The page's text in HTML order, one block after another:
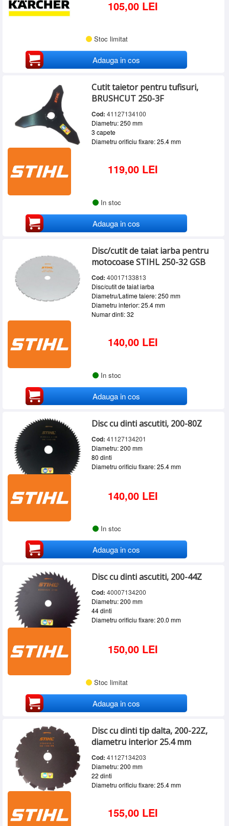
105,00 LEI
Stoc limitat
Adauga in cos
Cutit taietor pentru tufisuri,
BRUSHCUT 250-3F
Cod: 41127134100
Diametru: 250 mm
3 capete
Diametru orificiu fixare: 25.4 mm
119,00 LEI
In stoc
Adauga in cos
Disc/cutit de taiat iarba pentru
motocoase STIHL 250-32 GSB
Cod: 40017133813
Disc/cutit de taiat iarba
Diametru/Latime taiere: 250 mm
Diametru interior: 25.4 mm
Numar dinti: 32
140,00 LEI
In stoc
Adauga in cos
Disc cu dinti ascutiti, 200-80Z
Cod: 41127134201
Diametru: 200 mm
80 dinti
Diametru orificiu fixare: 25.4 mm
140,00 LEI
In stoc
Adauga in cos
Disc cu dinti ascutiti, 200-44Z
Cod: 40007134200
Diametru: 200 mm
44 dinti
Diametru orificiu fixare: 20.0 mm
150,00 LEI
Stoc limitat
Adauga in cos
Disc cu dinti tip dalta, 200-22Z,
diametru interior 25.4 mm
Cod: 41127134203
Diametru: 200 mm
22 dinti
Diametru orificiu fixare: 25.4 mm
155,00 LEI